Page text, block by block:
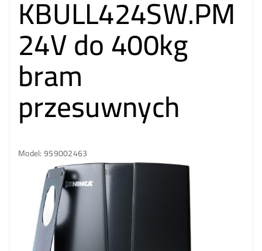
KBULL424SW.PM
24V do 400kg
bram
przesuwnych
Model: 959002463